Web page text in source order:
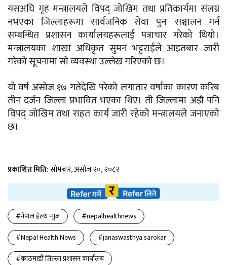
यसअघि गृह मन्त्रालयले विपद्‌ जोखिम तथा प्रतिकार्यमा संलग्न
नभएका जिल्लाहरूमा सार्वजनिक सेवा पुनः सञ्चालन गर्न
सम्बन्धित प्रशासन कार्यालयहरूलाई पत्राचार गरेको थियो।
मन्त्रालयका शाखा अधिकृत सुमन भट्टराईले आइतबार जारी
गरेको सूचनामा सो व्यवस्था उल्लेख गरिएको छ।
यो वर्ष असोज १७ गतेदेखि परेको लगातार वर्षाका कारण करिब
तीन दर्जन जिल्ला प्रभावित भएका थिए। ती जिल्लामा अझै पनि
विपद्‌ जोखिम तथा राहत कार्य जारी रहेको मन्त्रालयले जनाएको
छ।
प्रकाशित मिति:सोमबार, असोज २०, २०८२
#नेपाल हेल्थ न्युज
#nepalhealthnews
#Nepal Health News
#janaswasthya sarokar
#काठमाडौँ जिल्ला प्रशासन कार्यालय